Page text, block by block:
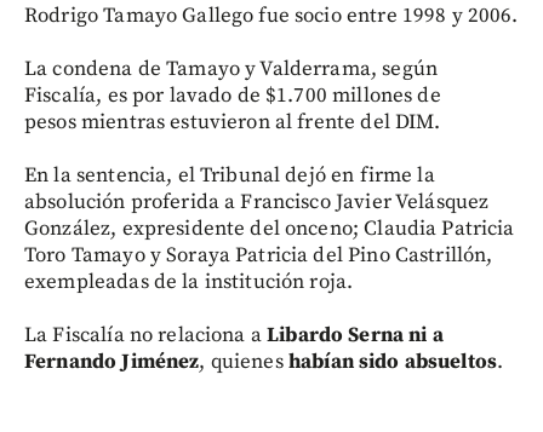
Rodrigo Tamayo Gallego fue socio entre 1998 y 2006.
La condena de Tamayo y Valderrama, según
Fiscalía, es por lavado de $1.700 millones de
pesos mientras estuvieron al frente del DIM.
En la sentencia, el Tribunal dejó en firme la
absolución proferida a Francisco Javier Velásquez
González, expresidente del onceno; Claudia Patricia
Toro Tamayo y Soraya Patricia del Pino Castrillón,
exempleadas de la institución roja.
La Fiscalía no relaciona aLibardo Serna ni a
Fernando Jiménez, quieneshabían sido absueltos.